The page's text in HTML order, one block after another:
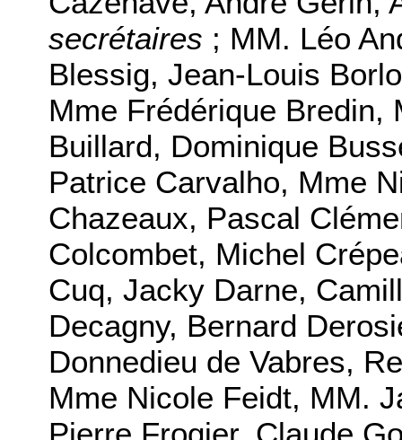
secrétaires ; MM. Léo
Blessig, Jean-Louis
Mme Frédérique Bredin,
Buillard, Dominique
Patrice Carvalho, Mme
Chazeaux, Pascal
Colcombet, Michel
Cuq, Jacky Darne,
Decagny, Bernard
Donnedieu de Vabres,
Mme Nicole Feidt, MM.